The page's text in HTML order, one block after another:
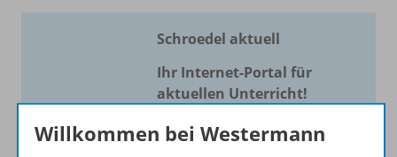
Schroedel aktuell
Ihr Internet-Portal für
aktuellen Unterricht!
Mit Schroedel aktuell bieten
Willkommen bei Westermann